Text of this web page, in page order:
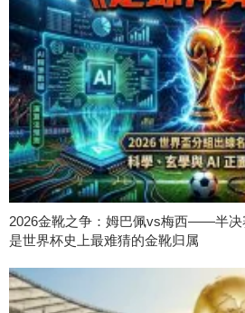
2026金靴之争：姆巴佩vs梅西——半决
是世界杯史上最难猜的金靴归属